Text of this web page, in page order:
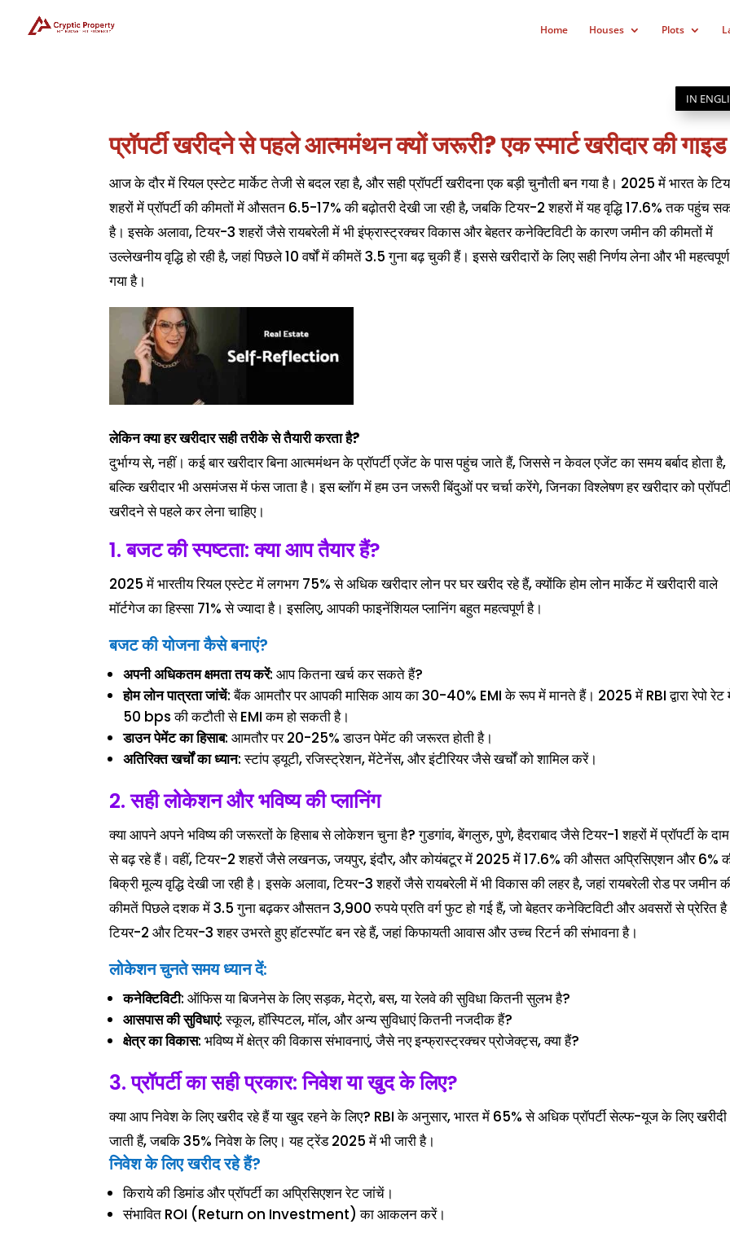
Home Houses Plots
IN
प्रॉपर्टी खरीदने से पहले आत्ममंथन क्यों जरूरी? एक स्मार्ट खरीदार की गाइड
आज के दौर में रियल एस्टेट मार्केट तेजी से बदल रहा है, और सही प्रॉपर्टी खरीदना एक बड़ी चुनौती बन गया है। 2025 में भारत के
शहरों में प्रॉपर्टी की कीमतों में औसतन 6.5-17% की बढ़ोतरी देखी जा रही है, जबकि टियर-2 शहरों में यह वृद्धि 17.6% तक पहुंच
है। इसके अलावा, टियर-3 शहरों जैसे रायबरेली में भी इंफ्रास्ट्रक्चर विकास और बेहतर कनेक्टिविटी के कारण जमीन की कीमतों में
उल्लेखनीय वृद्धि हो रही है, जहां पिछले 10 वर्षों में कीमतें 3.5 गुना बढ़ चुकी हैं। इससे खरीदारों के लिए सही निर्णय लेना और भी
गया है।
लेकिन क्या हर खरीदार सही तरीके से तैयारी करता है?
दुर्भाग्य से, नहीं। कई बार खरीदार बिना आत्ममंथन के प्रॉपर्टी एजेंट के पास पहुंच जाते हैं, जिससे न केवल एजेंट का समय बर्बाद होता है,
बल्कि खरीदार भी असमंजस में फंस जाता है। इस ब्लॉग में हम उन जरूरी बिंदुओं पर चर्चा करेंगे, जिनका विश्लेषण हर खरीदार को
खरीदने से पहले कर लेना चाहिए।
1. बजट की स्पष्टता: क्या आप तैयार हैं?
2025 में भारतीय रियल एस्टेट में लगभग 75% से अधिक खरीदार लोन पर घर खरीद रहे हैं, क्योंकि होम लोन मार्केट में खरीदारी वाले
मॉर्टगेज का हिस्सा 71% से ज्यादा है। इसलिए, आपकी फाइनेंशियल प्लानिंग बहुत महत्वपूर्ण है।
बजट की योजना कैसे बनाएं?
अपनी अधिकतम क्षमता तय करें: आप कितना खर्च कर सकते हैं?
होम लोन पात्रता जांचें: बैंक आमतौर पर आपकी मासिक आय का 30-40% EMI के रूप में मानते हैं। 2025 में RBI द्वारा रेपो रेट
50 bps की कटौती से EMI कम हो सकती है।
डाउन पेमेंट का हिसाब: आमतौर पर 20-25% डाउन पेमेंट की जरूरत होती है।
अतिरिक्त खर्चों का ध्यान: स्टांप ड्यूटी, रजिस्ट्रेशन, मेंटेनेंस, और इंटीरियर जैसे खर्चों को शामिल करें।
2. सही लोकेशन और भविष्य की प्लानिंग
क्या आपने अपने भविष्य की जरूरतों के हिसाब से लोकेशन चुना है? गुडगांव, बेंगलुरु, पुणे, हैदराबाद जैसे टियर-1 शहरों में प्रॉपर्टी के
से बढ़ रहे हैं। वहीं, टियर-2 शहरों जैसे लखनऊ, जयपुर, इंदौर, और कोयंबटूर में 2025 में 17.6% की औसत अप्रिसिएशन और 6%
बिक्री मूल्य वृद्धि देखी जा रही है। इसके अलावा, टियर-3 शहरों जैसे रायबरेली में भी विकास की लहर है, जहां रायबरेली रोड पर जमीन
कीमतें पिछले दशक में 3.5 गुना बढ़कर औसतन 3,900 रुपये प्रति वर्ग फुट हो गई हैं, जो बेहतर कनेक्टिविटी और अवसरों से प्रेरित
टियर-2 और टियर-3 शहर उभरते हुए हॉटस्पॉट बन रहे हैं, जहां किफायती आवास और उच्च रिटर्न की संभावना है।
लोकेशन चुनते समय ध्यान दें:
कनेक्टिविटी: ऑफिस या बिजनेस के लिए सड़क, मेट्रो, बस, या रेलवे की सुविधा कितनी सुलभ है?
आसपास की सुविधाएं: स्कूल, हॉस्पिटल, मॉल, और अन्य सुविधाएं कितनी नजदीक हैं?
क्षेत्र का विकास: भविष्य में क्षेत्र की विकास संभावनाएं, जैसे नए इन्फ्रास्ट्रक्चर प्रोजेक्ट्स, क्या हैं?
3. प्रॉपर्टी का सही प्रकार: निवेश या खुद के लिए?
क्या आप निवेश के लिए खरीद रहे हैं या खुद रहने के लिए? RBI के अनुसार, भारत में 65% से अधिक प्रॉपर्टी सेल्फ-यूज के लिए खरीदी
जाती हैं, जबकि 35% निवेश के लिए। यह ट्रेंड 2025 में भी जारी है।
निवेश के लिए खरीद रहे हैं?
किराये की डिमांड और प्रॉपर्टी का अप्रिसिएशन रेट जांचें।
संभावित ROI (Return on Investment) का आकलन करें।